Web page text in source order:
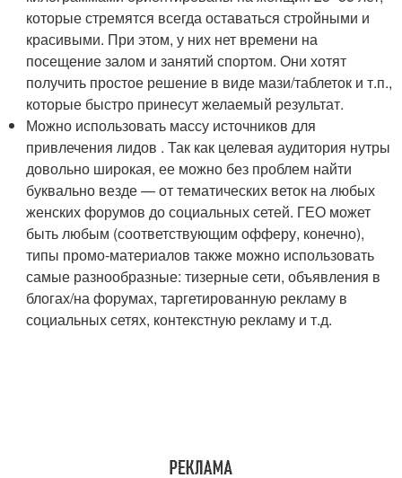
которые стремятся всегда оставаться стройными и
красивыми. При этом, у них нет времени на
посещение залом и занятий спортом. Они хотят
получить простое решение в виде мази/таблеток и т.п.,
которые быстро принесут желаемый результат.
Можно использовать массу источников для
привлечения лидов . Так как целевая аудитория нутры
довольно широкая, ее можно без проблем найти
буквально везде — от тематических веток на любых
женских форумов до социальных сетей. ГЕО может
быть любым (соответствующим офферу, конечно),
типы промо-материалов также можно использовать
самые разнообразные: тизерные сети, объявления в
блогах/на форумах, таргетированную рекламу в
социальных сетях, контекстную рекламу и т.д.